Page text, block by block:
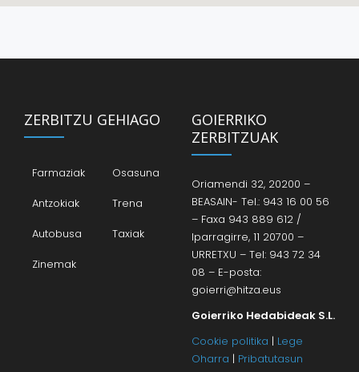
ZERBITZU GEHIAGO
Farmaziak
Osasuna
Antzokiak
Trena
Autobusa
Taxiak
Zinemak
GOIERRIKO
ZERBITZUAK
Oriamendi 32, 20200 –
BEASAIN- Tel.: 943 16 00 56
– Faxa 943 889 612 /
Iparragirre, 11 20700 –
URRETXU – Tel: 943 72 34
08 – E-posta:
goierri@hitza.eus
Goierriko Hedabideak S.L.
Cookie politika | Lege
Oharra | Pribatutasun